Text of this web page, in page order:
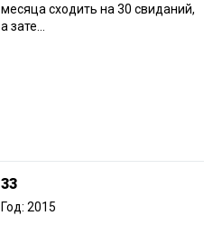
месяца сходить на 30 свиданий,
а зате...
33
Год: 2015